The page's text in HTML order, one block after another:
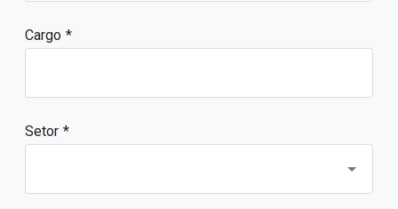
Cargo
Setor *